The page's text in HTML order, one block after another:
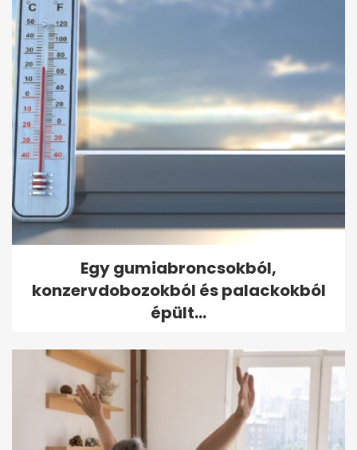
Egy gumiabroncsokból,
konzervdobozokból és palackokból
épült...